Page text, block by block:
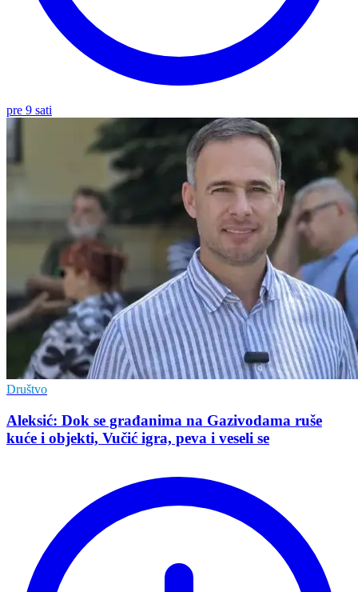
pre 9 sati
Društvo
Aleksić: Dok se građanima na Gazivodama ruše
kuće i objekti, Vučić igra, peva i veseli se